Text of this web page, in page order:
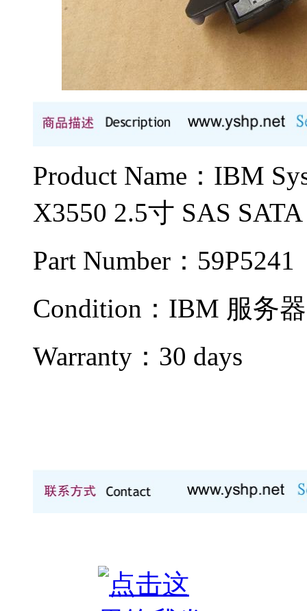
Product Name：IBM
X3550 2.5寸 SAS
Part Number：59P5241
Condition：IBM 服务器
Warranty： 30 days